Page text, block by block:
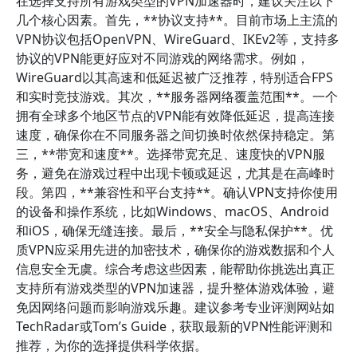
几个核心因素。首先，**协议支持**。目前市场上主流的
VPN协议包括OpenVPN、WireGuard、IKEv2等，支持多
协议的VPN能更好应对不同游戏的网络需求。例如，
WireGuard以其高速和低延迟被广泛推荐，特别适合FPS
和实时竞技游戏。其次，**服务器网络覆盖范围**。一个
拥有全球多个地区节点的VPN能有效降低延迟，提高连接
速度，确保你在不同服务器之间切换时依然保持稳定。第
三，**带宽和速度**。选择带宽充足、速度快的VPN服
务，避免在游戏过程中出现卡顿或延迟，尤其是在高峰时
段。第四，**兼容性和平台支持**。确认VPN支持你使用
的设备和操作系统，比如Windows、macOS、Android
和iOS，确保无缝连接。最后，**安全与隐私保护**。优
质VPN应采用先进的加密技术，确保你的游戏数据和个人
信息安全无虞。综合考虑这些因素，能帮助你挑选出真正
支持所有游戏类型的VPN加速器，提升整体游戏体验，避
免因网络问题而影响游戏乐趣。建议参考专业评测网站如
TechRadar或Tom’s Guide，获取最新的VPN性能评测和
推荐，为你的选择提供科学依据。